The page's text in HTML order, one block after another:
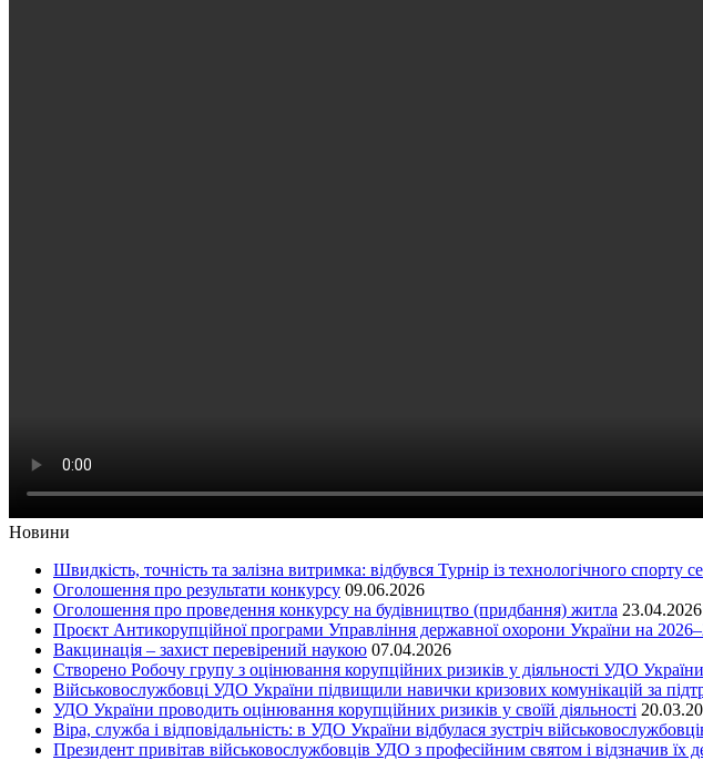
Новини
Швидкість, точність та залізна витримка: відбувся Турнір із технологічного спорту
Оголошення про результати конкурсу 09.06.2026
Оголошення про проведення конкурсу на будівництво (придбання) житла 23.04.2026
Проєкт Антикорупційної програми Управління державної охорони України на
Вакцинація – захист перевірений наукою 07.04.2026
Cтворено Робочу групу з оцінювання корупційних ризиків у діяльності УДО України
Військовослужбовці УДО України підвищили навички кризових комунікацій за
УДО України проводить оцінювання корупційних ризиків у своїй діяльності
Віра, служба і відповідальність: в УДО України відбулася зустріч
Президент привітав військовослужбовців УДО з професійним святом і відзначив їх